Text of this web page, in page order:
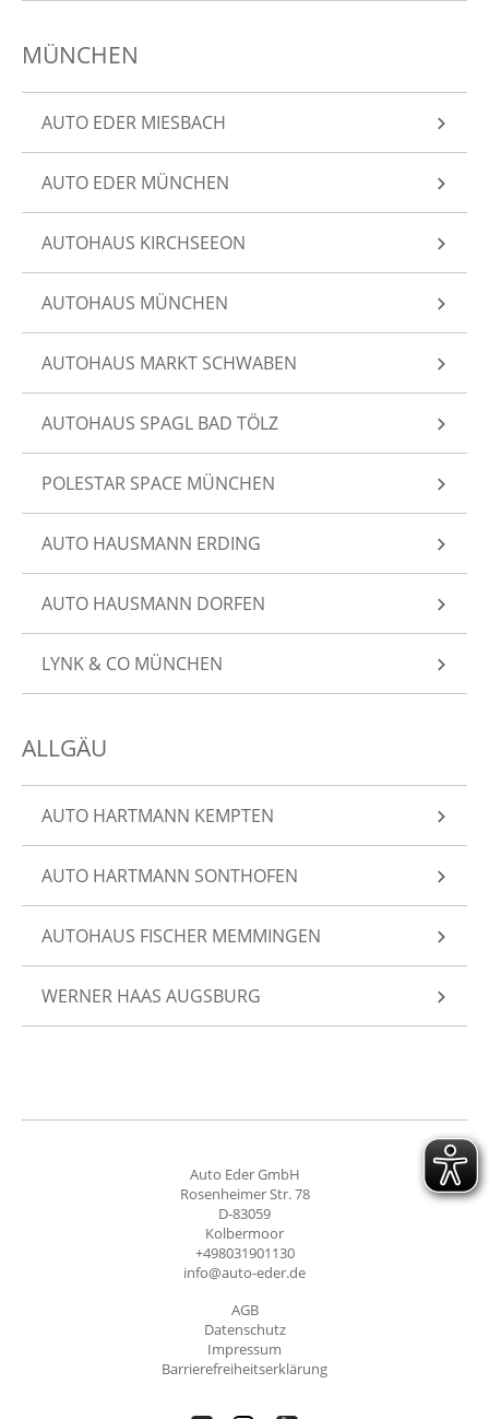
MÜNCHEN
AUTO EDER MIESBACH
AUTO EDER MÜNCHEN
AUTOHAUS KIRCHSEEON
AUTOHAUS MÜNCHEN
AUTOHAUS MARKT SCHWABEN
AUTOHAUS SPAGL BAD TÖLZ
POLESTAR SPACE MÜNCHEN
AUTO HAUSMANN ERDING
AUTO HAUSMANN DORFEN
LYNK & CO MÜNCHEN
ALLGÄU
AUTO HARTMANN KEMPTEN
AUTO HARTMANN SONTHOFEN
AUTOHAUS FISCHER MEMMINGEN
WERNER HAAS AUGSBURG
Auto Eder GmbH
Rosenheimer Str. 78
D-83059
Kolbermoor
+498031901130
info@auto-eder.de
AGB
Datenschutz
Impressum
Barrierefreiheitserklärung